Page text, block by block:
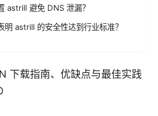
astrill 避免 DNS 泄漏？
明 astrill 的安全性达到行业标准？
下载指南、优缺点与最佳实践